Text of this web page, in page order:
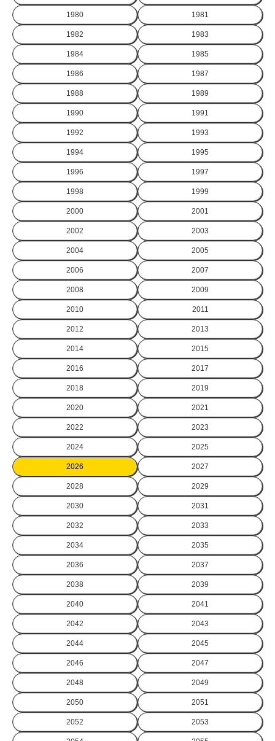
1980 1981
1982 1983
1984 1985
1986 1987
1988 1989
1990 1991
1992 1993
1994 1995
1996 1997
1998 1999
2000 2001
2002 2003
2004 2005
2006 2007
2008 2009
2010 2011
2012 2013
2014 2015
2016 2017
2018 2019
2020 2021
2022 2023
2024 2025
2026 2027
2028 2029
2030 2031
2032 2033
2034 2035
2036 2037
2038 2039
2040 2041
2042 2043
2044 2045
2046 2047
2048 2049
2050 2051
2052 2053